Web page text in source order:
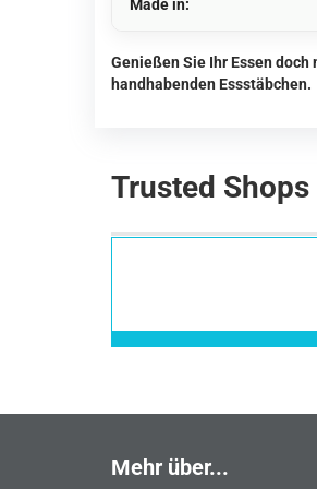
Made in:
Genießen Sie Ihr Essen
handhabenden Essstäbchen.
Trusted
Mehr über...